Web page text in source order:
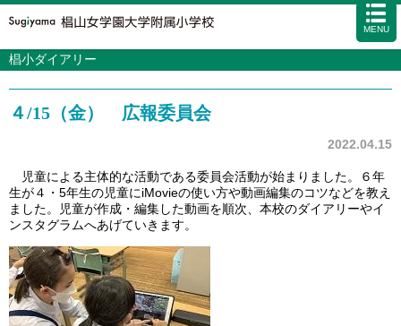
MENU
学校案内 カリキュラム
入試情報
アクセス 資料請求 お問い合わせ サイトマップ
椙小ダイアリー
４/15（金） 広報委員会
2022.04.15
児童による主体的な活動である委員会活動が始まりました。６年
生が４・5年生の児童にiMovieの使い方や動画編集のコツなどを教え
ました。児童が作成・編集した動画を順次、本校のダイアリーやイ
ンスタグラムへあげていきます。